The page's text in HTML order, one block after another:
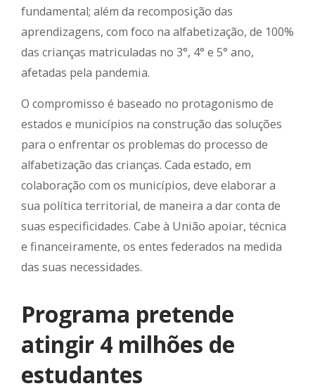
fundamental; além da recomposição das
aprendizagens, com foco na alfabetização, de 100%
das crianças matriculadas no 3°, 4° e 5° ano,
afetadas pela pandemia.
O compromisso é baseado no protagonismo de
estados e municípios na construção das soluções
para o enfrentar os problemas do processo de
alfabetização das crianças. Cada estado, em
colaboração com os municípios, deve elaborar a
sua política territorial, de maneira a dar conta de
suas especificidades. Cabe à União apoiar, técnica
e financeiramente, os entes federados na medida
das suas necessidades.
Programa pretende
atingir 4 milhões de
estudantes